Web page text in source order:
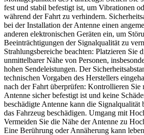
fest und stabil befestigt ist, um Vibrationen
während der Fahrt zu verhindern.
bei der Installation der Antenne einen
anderen elektronischen Geräten ein, um
Beeinträchtigungen der Signalqualität zu
Strahlungsbereiche beachten: Platzieren Sie
unmittelbarer Nähe von Personen,
hohen Sendeleistungen. Der
technischen Vorgaben des Herstellers
nach der Fahrt überprüfen: Kontrollieren Sie
Antenne sicher befestigt ist und keine
beschädigte Antenne kann die Signalqualität
das Fahrzeug beschädigen. Umgang mit
Vermeiden Sie die Nähe der Antenne zu
Eine Berührung oder Annäherung kann